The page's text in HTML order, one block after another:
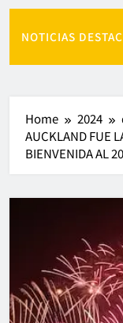
NOTICIAS
Home 2024
AUCKLAND FUE
BIENVENIDA AL